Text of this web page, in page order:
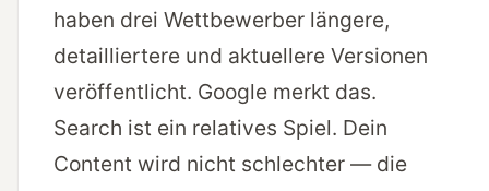
haben drei Wettbewerber längere,
detailliertere und aktuellere Versionen
veröffentlicht. Google merkt das.
Search ist ein relatives Spiel. Dein
Content wird nicht schlechter — die